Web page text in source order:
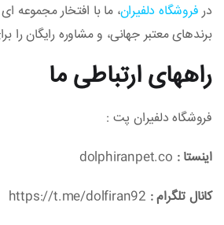
در فروشگاه دلفیران، ما با افتخار مجموعه‌
برندهای معتبر جهانی، و مشاوره رایگان را
راههای ارتباطی ما
فروشگاه دلفیران پت :
اینستا : dolphiranpet.co
کانال تلگرام : https://t.me/dolfiran92